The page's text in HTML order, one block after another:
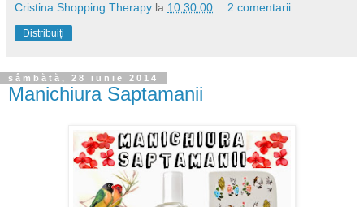
Cristina Shopping Therapy la 10:30:00 2 comentarii:
Distribuiți
sâmbătă, 28 iunie 2014
Manichiura Saptamanii